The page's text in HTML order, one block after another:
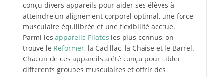
conçu divers appareils pour aider ses élèves à
atteindre un alignement corporel optimal, une force
musculaire équilibrée et une flexibilité accrue.
Parmi les appareils Pilates les plus connus, on
trouve le Reformer, la Cadillac, la Chaise et le Barrel.
Chacun de ces appareils a été conçu pour cibler
différents groupes musculaires et offrir des